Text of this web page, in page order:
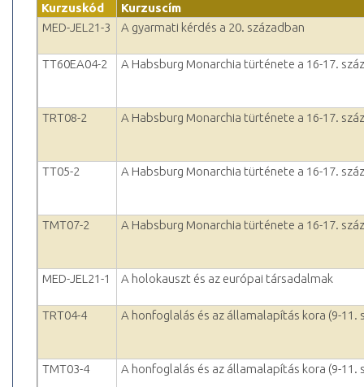
Kurzuskód
Kurzuscím
MED-JEL21-3
A gyarmati kérdés a 20. században
TT60EA04-2 A Habsburg Monarchia türténete a 16-17.
TRT08-2 A Habsburg Monarchia türténete a 16-17.
TT05-2 A Habsburg Monarchia türténete a 16-17.
TMT07-2 A Habsburg Monarchia türténete a 16-17.
MED-JEL21-1 A holokauszt és az európai társadalmak
TRT04-4 A honfoglalás és az államalapítás kora (9-11.
TMT03-4 A honfoglalás és az államalapítás kora (9-11.